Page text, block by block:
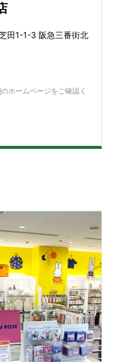
田1-1-3 阪急三番街北
のホームページをご確認く